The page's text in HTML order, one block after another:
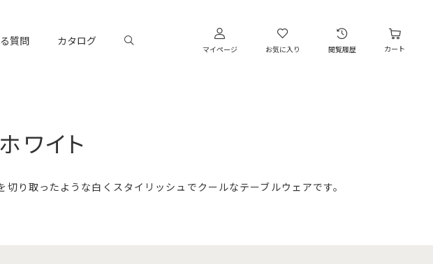
質問 カタログ
マイページ お気に入り 閲覧履歴 カート
ワイト
り取ったような白くスタイリッシュでクールなテーブルウェアです。